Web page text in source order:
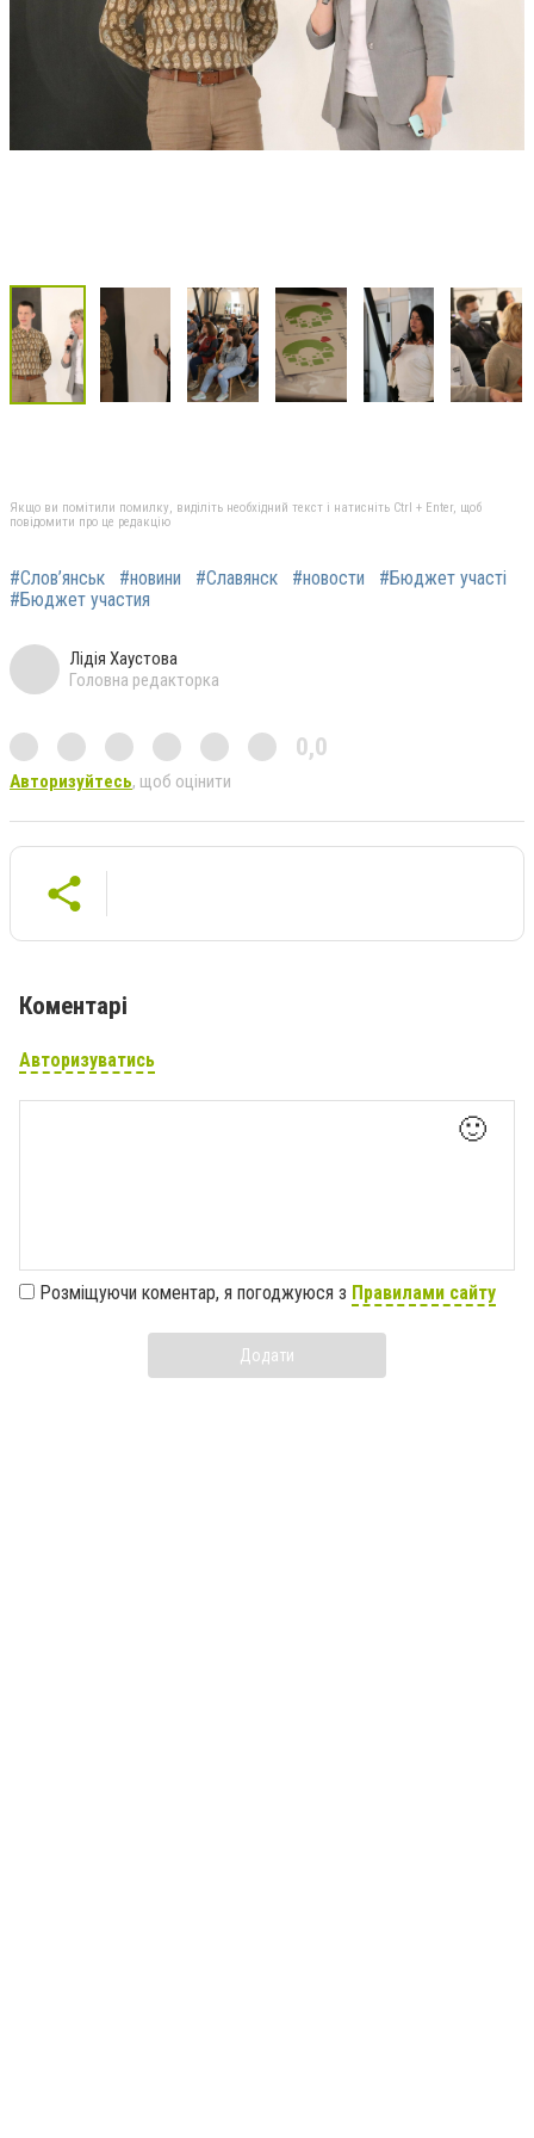
Якщо ви помітили помилку, виділіть необхідний текст і натисніть Ctrl + Enter, щоб
повідомити про це редакцію
#Слов’янськ #новини #Славянск #новости
#Бюджет участі
#Бюджет участия
Лідія Хаустова
Головна редакторка
0,0
Авторизуйтесь, щоб оцінити
Коментарі
Авторизуватись
🙂
Розміщуючи коментар, я погоджуюся з Правилами сайту
Додати